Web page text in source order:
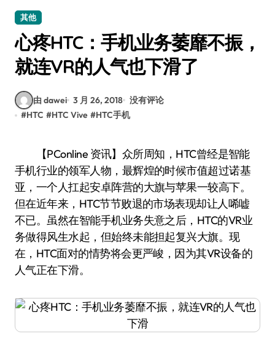
其他
心疼HTC：手机业务萎靡不振，
就连VR的人气也下滑了
由 dawei 3 月 26, 2018 没有评论
#HTC #HTC Vive #HTC手机
【PConline 资讯】众所周知，HTC曾经是智能
手机行业的领军人物，最辉煌的时候市值超过诺基
亚，一个人扛起安卓阵营的大旗与苹果一较高下。
但在近年来，HTC节节败退的市场表现却让人唏嘘
不已。虽然在智能手机业务失意之后，HTC的VR业
务做得风生水起，但始终未能担起复兴大旗。现
在，HTC面对的情势将会更严峻，因为其VR设备的
人气正在下滑。